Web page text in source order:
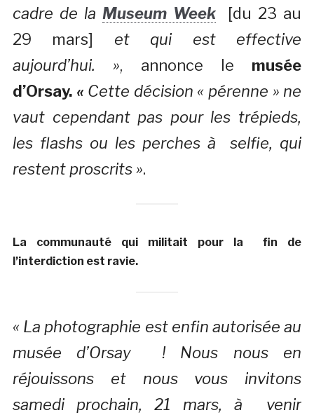
cadre de la Museum Week[du 23 au
29 mars] et qui est effective
aujourd’hui. », annonce le musée
d’Orsay. « Cette décision « pérenne » ne
vaut cependant pas pour les trépieds,
les flashs ou les perches à selfie, qui
restent proscrits ».
La communauté qui militait pour la fin de
l’interdiction est ravie.
« La photographie est enfin autorisée au
musée d’Orsay ! Nous nous en
réjouissons et nous vous invitons
samedi prochain, 21 mars, à venir